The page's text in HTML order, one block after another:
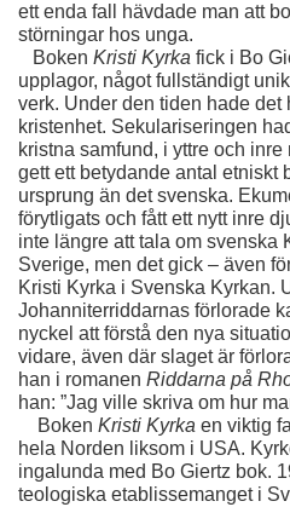
ett enda fall hävdade man att
störningar hos unga.
Boken Kristi Kyrka fick i Bo
upplagor, något fullständigt
verk. Under den tiden hade det
kristenhet. Sekulariseringen
kristna samfund, i yttre och
gett ett betydande antal etniskt
ursprung än det svenska.
förytligats och fått ett nytt inre
inte längre att tala om svenska
Sverige, men det gick – även
Kristi Kyrka i Svenska Kyrkan.
Johanniterriddarnas förlorade
nyckel att förstå den nya
vidare, även där slaget är
han i romanen Riddarna på
han: ”Jag ville skriva om hur
Boken Kristi Kyrka en viktig
hela Norden liksom i USA.
ingalunda med Bo Giertz bok.
teologiska etablissemanget i